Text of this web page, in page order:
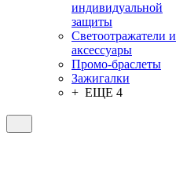
индивидуальной
защиты
Светоотражатели и
аксессуары
Промо-браслеты
Зажигалки
+ ЕЩЕ 4